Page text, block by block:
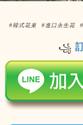
#韓式花束 #進口永生花
꧁